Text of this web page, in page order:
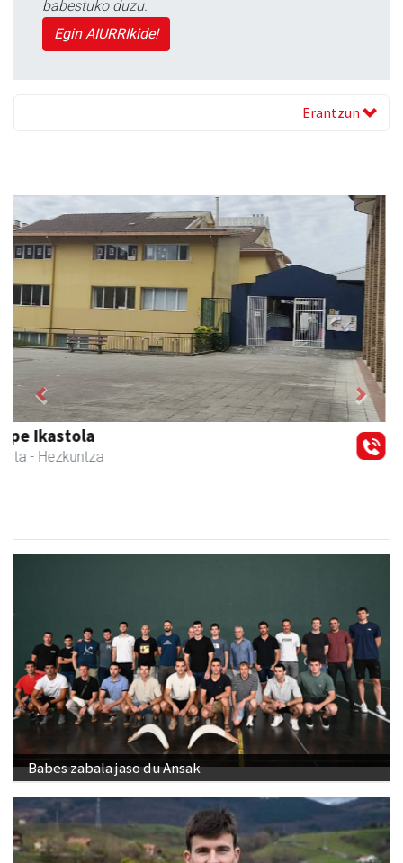
babestuko duzu.
Egin AIURRIkide!
Erantzun
Urnietako Udala
Urnieta - Udaletxeak
Previous Next
Babes zabala jaso du Ansak